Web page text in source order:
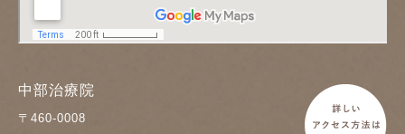
中部治療院
〒460-0008